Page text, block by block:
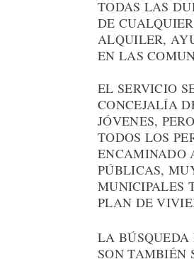
TODAS LAS
DE
ALQUILER,
EN LAS
EL SERVICIO
CONCEJALÍA
JÓVENES,
TODOS LOS
ENCAMINADO
PÚBLICAS,
MUNICIPALES
PLAN DE
LA BÚSQUEDA
SON TAMBIÉN